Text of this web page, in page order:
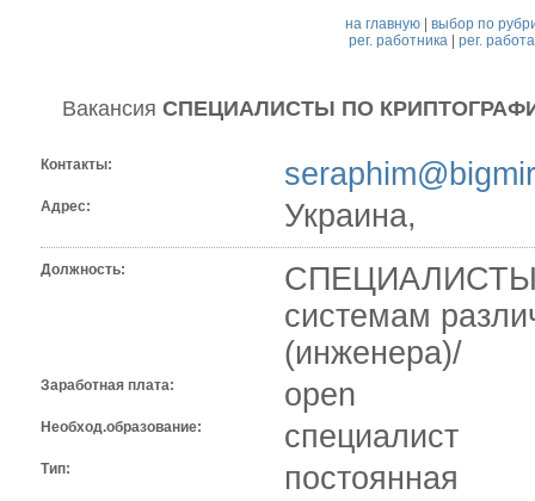
на главную |выбор по
рег. работника| рег.
ВакансияСПЕЦИАЛИСТЫ ПО
Контакты:
Адрес: Украина,
Должность:
системам
(инженера)/
Заработная плата: open
Необход.образование: специалист
Тип: постоянная